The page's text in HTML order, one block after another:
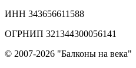
ИНН 343656611588
ОГРНИП 321344300056141
© 2007-2026 "Балконы на века"